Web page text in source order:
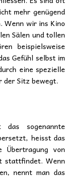
mehr genügend
Wenn wir ins Kino
Sälen und tollen
beispielsweise
Gefühl selbst im
eine spezielle
der Sitz bewegt.
sogenannte
heisst das
Übertragung von
stattfindet. Wenn
nennt man das